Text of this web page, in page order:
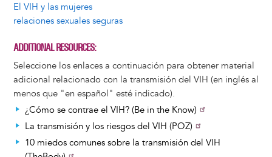
El VIH y las mujeres
relaciones sexuales seguras
ADDITIONAL RESOURCES
Seleccione los enlaces a continuación para obtener material
adicional relacionado con la transmisión del VIH (en inglés al
menos que "en español" esté indicado).
¿Cómo se contrae el VIH? (Be in the Know)
La transmisión y los riesgos del VIH (POZ)
10 miedos comunes sobre la transmisión del VIH